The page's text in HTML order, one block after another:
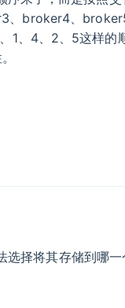
broker4、
1、4、2、5这样的
择将其存储到哪一